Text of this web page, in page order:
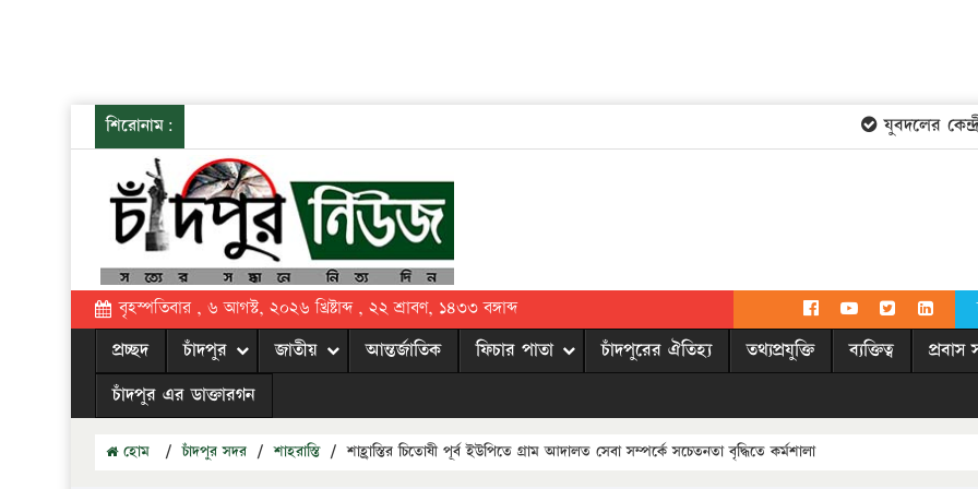
শিরোনাম: যুবদলের
বৃহস্পতিবার , ৬ আগস্ট, ২০২৬ খ্রিষ্টাব্দ , ২২ শ্রাবণ, ১৪৩৩ বঙ্গাব্দ
প্রচ্ছদ চাঁদপুর জাতীয় আন্তর্জাতিক ফিচার পাতা চাঁদপুরের ঐতিহ্য তথ্যপ্রযুক্তি ব্যক্তিত্ব প্রবাস
চাঁদপুর এর ডাক্তারগন
হোম / চাঁদপুর সদর / শাহরাস্তি / শাহ্রাস্তির চিতোষী পূর্ব ইউপিতে গ্রাম আদালত সেবা সম্পর্কে সচেতনতা বৃদ্ধিতে কর্মশালা